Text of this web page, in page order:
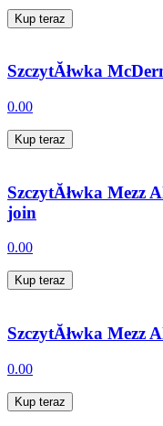
Kup teraz
SzczytĂłwka
0.00
Kup teraz
SzczytĂłwka Mezz
join
0.00
Kup teraz
SzczytĂłwka Mezz
0.00
Kup teraz